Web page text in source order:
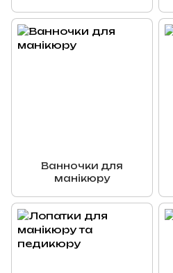
Ванночки для
манікюру